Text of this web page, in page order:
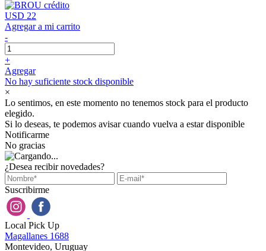
USD 22
Agregar a mi carrito
-
+
Agregar
No hay suficiente stock disponible
×
Lo sentimos, en este momento no tenemos stock para el producto
elegido.
Si lo deseas, te podemos avisar cuando vuelva a estar disponible
Notificarme
No gracias
¿Desea recibir novedades?
Suscribirme
Local Pick Up
Magallanes 1688
Montevideo, Uruguay